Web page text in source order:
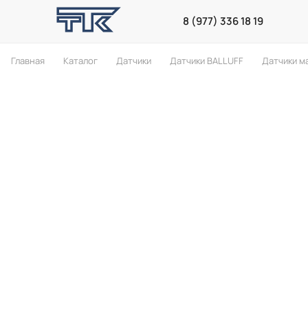
8 (977) 336 18 19
Главная Каталог Датчики Датчики BALLUFF Датчики